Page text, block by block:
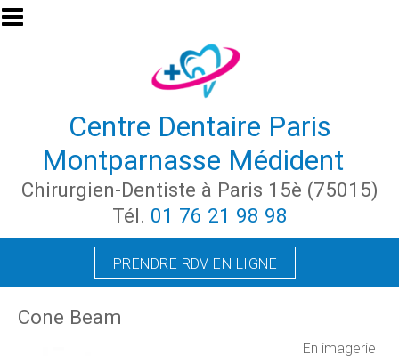
Aller au contenu principal
Centre Dentaire Paris
Montparnasse Médident
Chirurgien-Dentiste à Paris 15è (75015)
Tél. 01 76 21 98 98
PRENDRE RDV EN LIGNE
Cone Beam
En imagerie